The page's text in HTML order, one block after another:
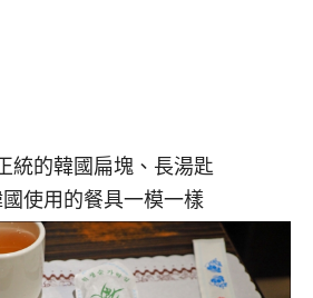
統的韓國扁塊、長湯匙
使用的餐具一模一樣